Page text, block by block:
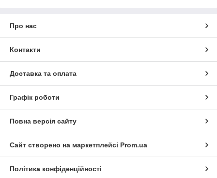
Про нас
Контакти
Доставка та оплата
Графік роботи
Повна версія сайту
Сайт створено на маркетплейсі Prom.ua
Політика конфіденційності